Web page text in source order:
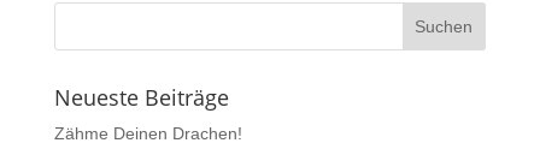
Neueste Beiträge
Zähme Deinen Drachen!